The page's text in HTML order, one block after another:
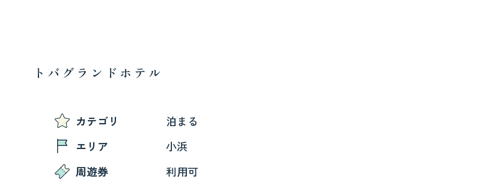
トバグランドホテル
カテゴリ
泊まる
エリア
小浜
周遊券
利用可